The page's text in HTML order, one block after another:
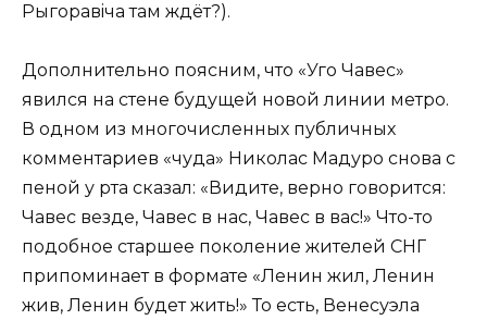
Рыгоравiча там ждёт?).
Дополнительно поясним, что «Уго Чавес»
явился на стене будущей новой линии метро.
В одном из многочисленных публичных
комментариев «чуда» Николас Мадуро снова с
пеной у рта сказал: «Видите, верно говорится:
Чавес везде, Чавес в нас, Чавес в вас!» Что-то
подобное старшее поколение жителей СНГ
припоминает в формате «Ленин жил, Ленин
жив, Ленин будет жить!» То есть, Венесуэла